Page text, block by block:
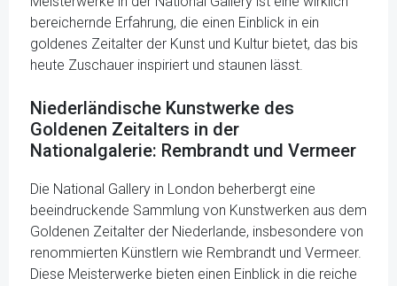
bereichernde Erfahrung, die einen Einblick in ein
goldenes Zeitalter der Kunst und Kultur bietet, das bis
heute Zuschauer inspiriert und staunen lässt.
Niederländische Kunstwerke des
Goldenen Zeitalters in der
Nationalgalerie: Rembrandt und Vermeer
Die National Gallery in London beherbergt eine
beeindruckende Sammlung von Kunstwerken aus dem
Goldenen Zeitalter der Niederlande, insbesondere von
renommierten Künstlern wie Rembrandt und Vermeer.
Diese Meisterwerke bieten einen Einblick in die reiche